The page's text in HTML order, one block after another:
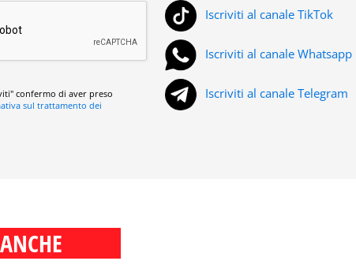
confermo di aver preso
sul trattamento dei
Iscriviti al canale TikTok
Iscriviti al canale Whatsapp
Iscriviti al canale Telegram